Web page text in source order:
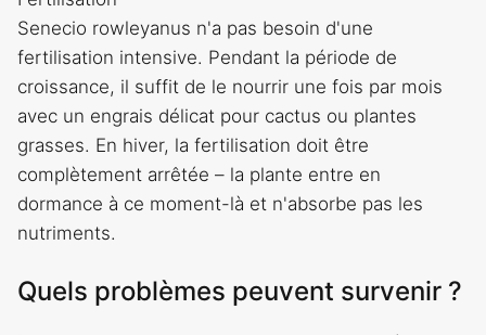
Senecio rowleyanus n'a pas besoin d'une
fertilisation intensive. Pendant la période de
croissance, il suffit de le nourrir une fois par mois
avec un engrais délicat pour cactus ou plantes
grasses. En hiver, la fertilisation doit être
complètement arrêtée – la plante entre en
dormance à ce moment-là et n'absorbe pas les
nutriments.
Quels problèmes peuvent survenir ?